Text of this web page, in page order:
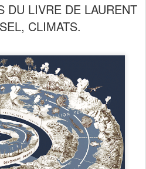
DU LIVRE DE LAURENT
CLIMATS.